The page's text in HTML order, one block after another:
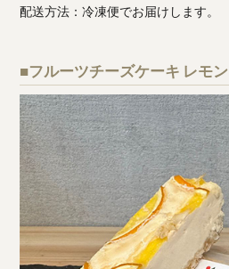
配送方法：冷凍便でお届けします。
■フルーツチーズケーキ レモン